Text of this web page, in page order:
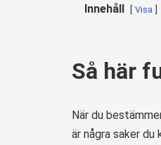
Innehåll Visa
Så här
När du
är några saker du